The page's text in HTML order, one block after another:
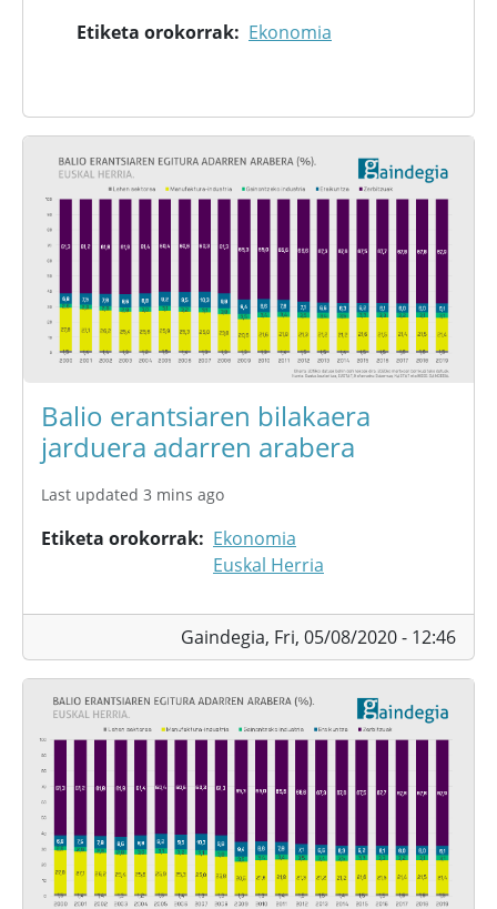
Etiketa orokorrak Ekonomia
Balio erantsiaren bilakaera
jarduera adarren arabera
Last updated 3 mins ago
Etiketa orokorrak
Ekonomia
Euskal Herria
Gaindegia, Fri, 05/08/2020 - 12:46